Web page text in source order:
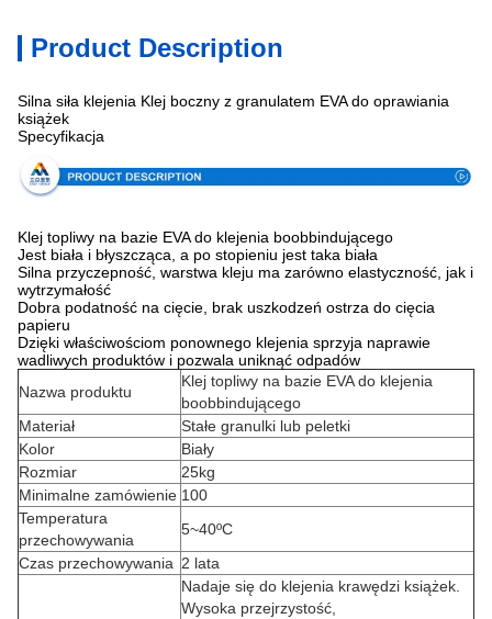
Product Description
Silna siła klejenia Klej boczny z granulatem EVA do oprawiania
książek
Specyfikacja
Klej topliwy na bazie EVA do klejenia boobbindującego
Jest biała i błyszcząca, a po stopieniu jest taka biała
Silna przyczepność, warstwa kleju ma zarówno elastyczność, jak i
wytrzymałość
Dobra podatność na cięcie, brak uszkodzeń ostrza do cięcia
papieru
Dzięki właściwościom ponownego klejenia sprzyja naprawie
wadliwych produktów i pozwala uniknąć odpadów
Nazwa produktu
Klej topliwy na bazie EVA do klejenia
boobbindującego
Materiał
Stałe granulki lub peletki
Kolor
Biały
Rozmiar
25kg
Minimalne zamówienie 100
Temperatura
przechowywania
5~40ºC
Czas przechowywania 2 lata
Nadaje się do klejenia krawędzi książek.
Wysoka przejrzystość,